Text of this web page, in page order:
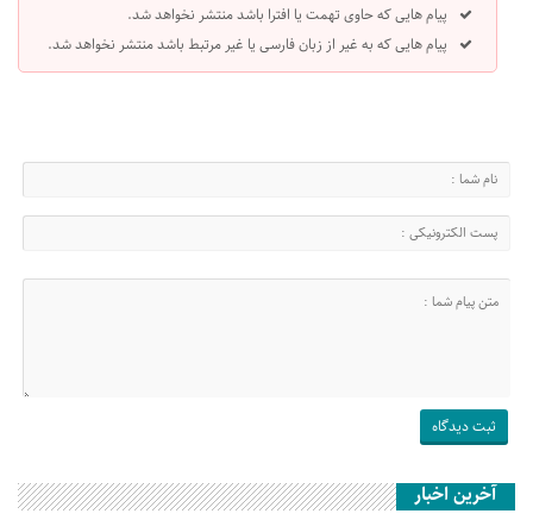
پیام هایی که حاوی تهمت یا افترا باشد منتشر نخواهد شد.
پیام هایی که به غیر از زبان فارسی یا غیر مرتبط باشد منتشر نخواهد شد.
آخرین اخبار